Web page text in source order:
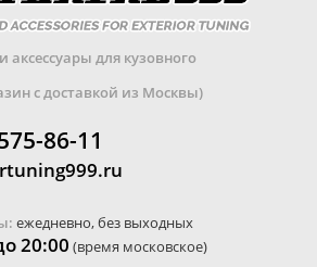
аксессуары для кузовного
с доставкой из Москвы)
86-11
ежедневно, без выходных
20:00 (время московское)